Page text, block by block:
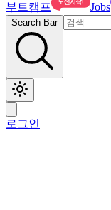
부트캠프
Jobs
Search Bar
로그인